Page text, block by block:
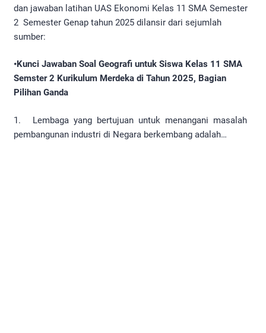
dan jawaban latihan UAS Ekonomi Kelas 11 SMA Semester
2 Semester Genap tahun 2025 dilansir dari sejumlah
sumber:
•Kunci Jawaban Soal Geografi untuk Siswa Kelas 11 SMA
Semster 2 Kurikulum Merdeka di Tahun 2025, Bagian
Pilihan Ganda
1. Lembaga yang bertujuan untuk menangani masalah
pembangunan industri di Negara berkembang adalah…